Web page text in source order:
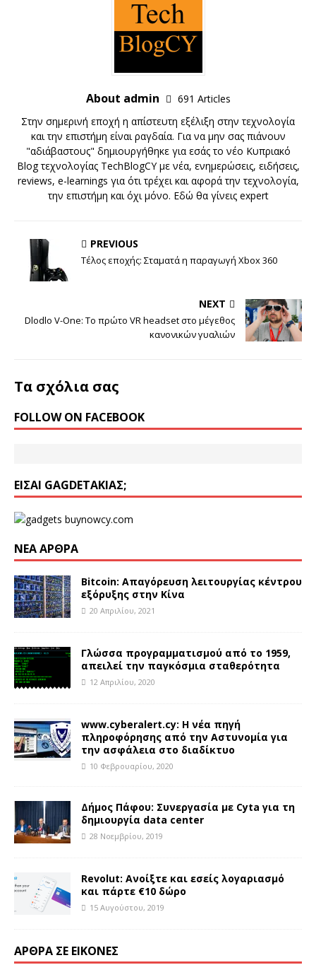
About admin
691 Articles
Στην σημερινή εποχή η απίστευτη εξέλιξη στην τεχνολογία
και την επιστήμη είναι ραγδαία. Για να μην σας πιάνουν
"αδιάβαστους" δημιουργήθηκε για εσάς το νέο Κυπριακό
Blog τεχνολογίας TechBlogCY με νέα, ενημερώσεις, ειδήσεις,
reviews, e-learnings για ότι τρέχει και αφορά την τεχνολογία,
την επιστήμη και όχι μόνο. Εδώ θα γίνεις expert
PREVIOUS
Τέλος εποχής: Σταματά η παραγωγή Xbox 360
NEXT
Dlodlo V-One: Το πρώτο VR headset στο μέγεθος
κανονικών γυαλιών
Τα σχόλια σας
FOLLOW ON FACEBOOK
ΕΊΣΑΙ GAGDETΆΚΙΑΣ;
ΝΈΑ ΆΡΘΡΑ
Bitcoin: Απαγόρευση λειτουργίας κέντρου
εξόρυξης στην Κίνα
20 Απριλίου, 2021
Γλώσσα προγραμματισμού από το 1959,
απειλεί την παγκόσμια σταθερότητα
12 Απριλίου, 2020
www.cyberalert.cy: Η νέα πηγή
πληροφόρησης από την Αστυνομία για
την ασφάλεια στο διαδίκτυο
10 Φεβρουαρίου, 2020
Δήμος Πάφου: Συνεργασία με Cyta για τη
δημιουργία data center
28 Νοεμβρίου, 2019
Revolut: Ανοίξτε και εσείς λογαριασμό
και πάρτε €10 δώρο
15 Αυγούστου, 2019
ΆΡΘΡΑ ΣΕ ΕΙΚΌΝΕΣ